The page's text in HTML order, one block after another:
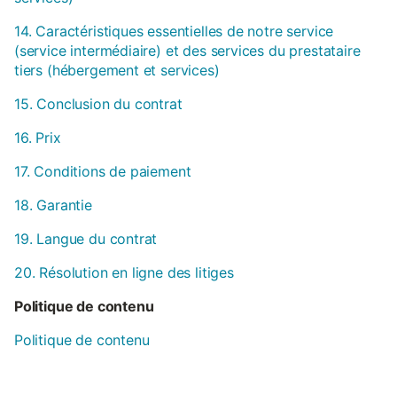
14. Caractéristiques essentielles de notre service
(service intermédiaire) et des services du prestataire
tiers (hébergement et services)
15. Conclusion du contrat
16. Prix
17. Conditions de paiement
18. Garantie
19. Langue du contrat
20. Résolution en ligne des litiges
Politique de contenu
Politique de contenu